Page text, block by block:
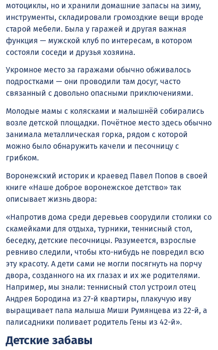
мотоциклы, но и хранили домашние запасы на зиму,
инструменты, складировали громоздкие вещи вроде
старой мебели. Была у гаражей и другая важная
функция — мужской клуб по интересам, в котором
состояли соседи и друзья хозяина.
Укромное место за гаражами обычно обживалось
подростками — они проводили там досуг, часто
связанный с довольно опасными приключениями.
Молодые мамы с колясками и малышнёй собирались
возле детской площадки. Почётное место здесь обычно
занимала металлическая горка, рядом с которой
можно было обнаружить качели и песочницу с
грибком.
Воронежский историк и краевед Павел Попов в своей
книге «Наше доброе воронежское детство» так
описывает жизнь двора:
«Напротив дома среди деревьев соорудили столики со
скамейками для отдыха, турники, теннисный стол,
беседку, детские песочницы. Разумеется, взрослые
ревниво следили, чтобы кто-нибудь не повредил всю
эту красоту. А дети сами не могли посягнуть на порчу
двора, созданного на их глазах и их же родителями.
Например, мы знали: теннисный стол устроил отец
Андрея Бородина из 27-й квартиры, плакучую иву
выращивает папа малыша Миши Румянцева из 22-й, а
палисадники поливает родитель Гены из 42-й».
Детские забавы